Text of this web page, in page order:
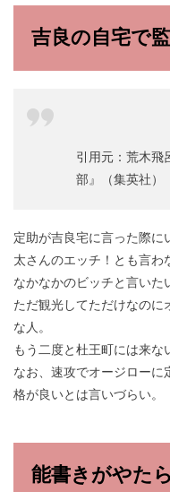
吉良の自宅で
引用元：荒木飛
部』（集英社）
定助が吉良宅に言った際に
太さんのエッチ！とも言わ
なかなかのビッチと言いた
ただ観光してただけなのに
な人。
もう二度と杜王町には来な
なお、速攻でオージローに
格が良いとは言いづらい。
能書きがやた